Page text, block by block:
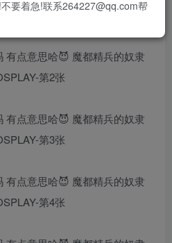
要着急!联系264227@qq.com帮